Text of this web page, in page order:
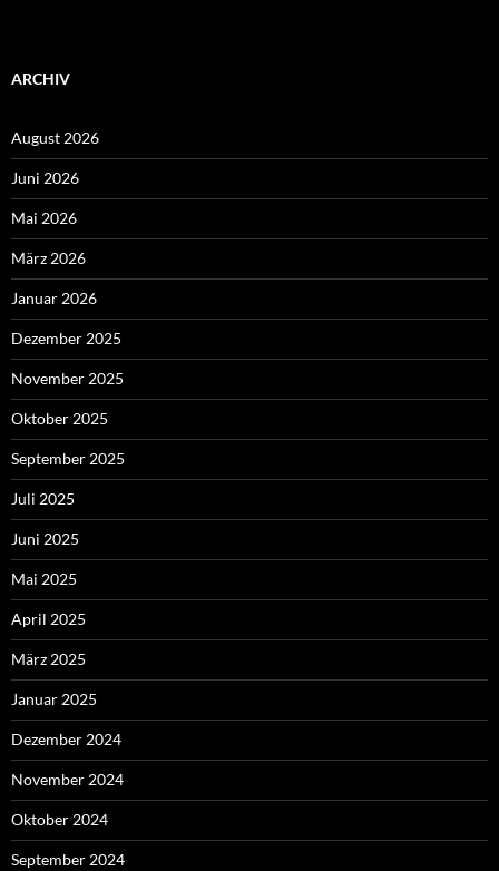
ARCHIV
August 2026
Juni 2026
Mai 2026
März 2026
Januar 2026
Dezember 2025
November 2025
Oktober 2025
September 2025
Juli 2025
Juni 2025
Mai 2025
April 2025
März 2025
Januar 2025
Dezember 2024
November 2024
Oktober 2024
September 2024